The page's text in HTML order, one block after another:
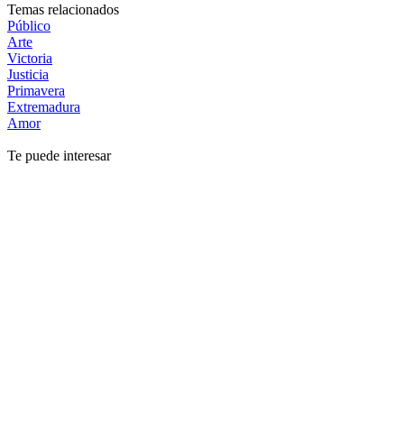
Temas relacionados
Público
Arte
Victoria
Justicia
Primavera
Extremadura
Amor
Te puede interesar